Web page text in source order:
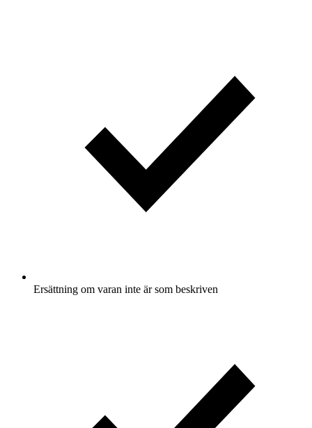
Ersättning om varan inte är som beskriven